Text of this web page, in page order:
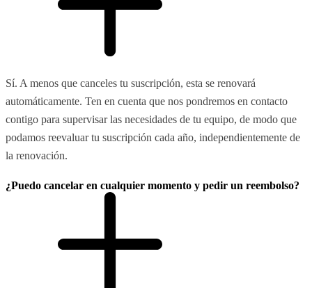
Sí. A menos que canceles tu suscripción, esta se renovará
automáticamente. Ten en cuenta que nos pondremos en contacto
contigo para supervisar las necesidades de tu equipo, de modo que
podamos reevaluar tu suscripción cada año, independientemente de
la renovación.
¿Puedo cancelar en cualquier momento y pedir un reembolso?